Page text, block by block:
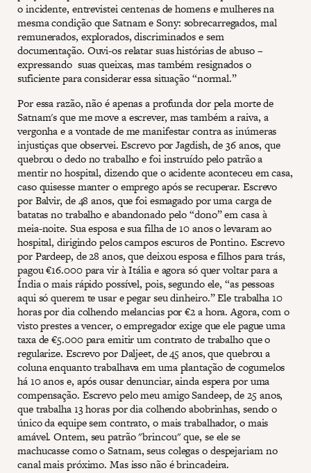
o incidente, entrevistei centenas de homens e mulheres na
mesma condição que Satnam e Sony: sobrecarregados, mal
remunerados, explorados, discriminados e sem
documentação. Ouvi-os relatar suas histórias de abuso –
expressando suas queixas, mas também resignados o
suficiente para considerar essa situação “normal.”
Por essa razão, não é apenas a profunda dor pela morte de
Satnam's que me move a escrever, mas também a raiva, a
vergonha e a vontade de me manifestar contra as inúmeras
injustiças que observei. Escrevo por Jagdish, de 36 anos, que
quebrou o dedo no trabalho e foi instruído pelo patrão a
mentir no hospital, dizendo que o acidente aconteceu em casa,
caso quisesse manter o emprego após se recuperar. Escrevo
por Balvir, de 48 anos, que foi esmagado por uma carga de
batatas no trabalho e abandonado pelo “dono” em casa à
meia-noite. Sua esposa e sua filha de 10 anos o levaram ao
hospital, dirigindo pelos campos escuros de Pontino. Escrevo
por Pardeep, de 28 anos, que deixou esposa e filhos para trás,
pagou €16.000 para vir à Itália e agora só quer voltar para a
Índia o mais rápido possível, pois, segundo ele, “as pessoas
aqui só querem te usar e pegar seu dinheiro.” Ele trabalha 10
horas por dia colhendo melancias por €2 a hora. Agora, com o
visto prestes a vencer, o empregador exige que ele pague uma
taxa de €5.000 para emitir um contrato de trabalho que o
regularize. Escrevo por Daljeet, de 45 anos, que quebrou a
coluna enquanto trabalhava em uma plantação de cogumelos
há 10 anos e, após ousar denunciar, ainda espera por uma
compensação. Escrevo pelo meu amigo Sandeep, de 25 anos,
que trabalha 13 horas por dia colhendo abobrinhas, sendo o
único da equipe sem contrato, o mais trabalhador, o mais
amável. Ontem, seu patrão "brincou" que, se ele se
machucasse como o Satnam, seus colegas o despejariam no
canal mais próximo. Mas isso não é brincadeira.